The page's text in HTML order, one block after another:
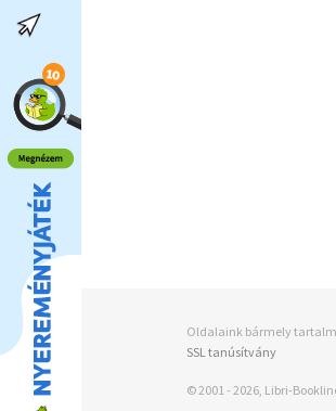
Oldalaink bármely
SSL tanúsítvány
© 2001 - 2026, Libri-